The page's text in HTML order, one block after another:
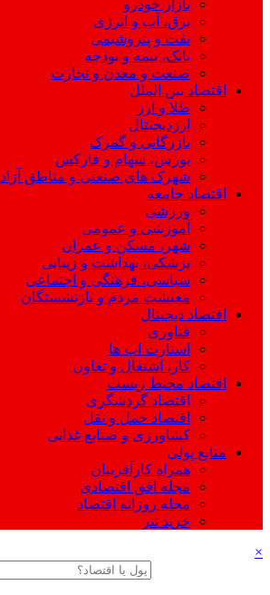
بازار خودرو
برق، آب و انرژی
نفت و پتروشیمی
بانک، بیمه و بودجه
صنعت و معدن و تجارت
اقتصاد بین الملل
طلا و ارز
ارزدیجیتال
بازرگانی و گمرک
بورس، سهام و فارکس
شهرک های صنعتی و مناطق آزاد
اقتصاد جامعه
ورزشی
آموزشی و عمومی
شهر، مسکن و عمران
پزشکی، بهداشت و زیبایی
سیاسی، فرهنگی و اجتماعی
معیشت مردم و بازنشستگان
اقتصاد دیجیتال
فناوری
استارت اپ ها
کار، اشتغال و تعاون
اقتصاد محیط زیست
اقتصاد گردشگری
اقتصاد حمل و نقل
کشاورزی و صنایع غذایی
منابع پولی
همراه کارآفرینان
مجله افق اقتصادی
مجله روزانه اقتصاد
خرید تتر
×